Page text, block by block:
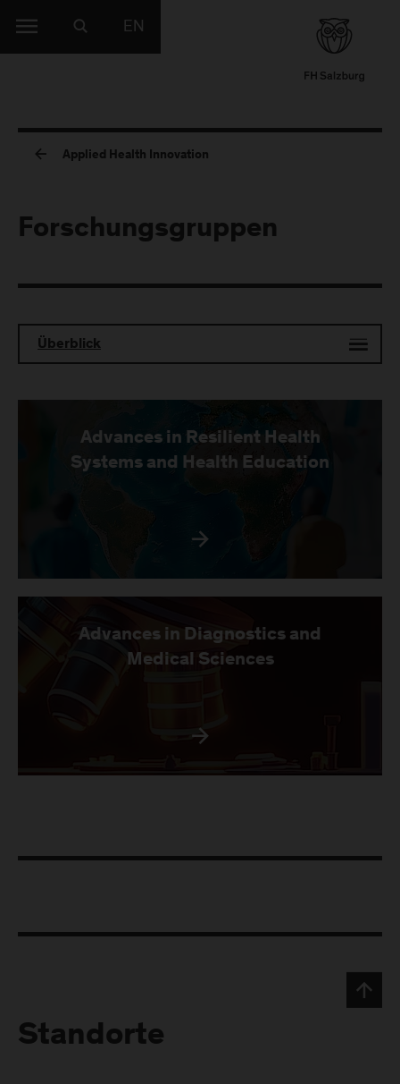
EN
Applied Health Innovation
Forschungsgruppen
Überblick
Advances in Resilient Health
Systems and Health Education
Advances in Diagnostics and
Medical Sciences
Standorte